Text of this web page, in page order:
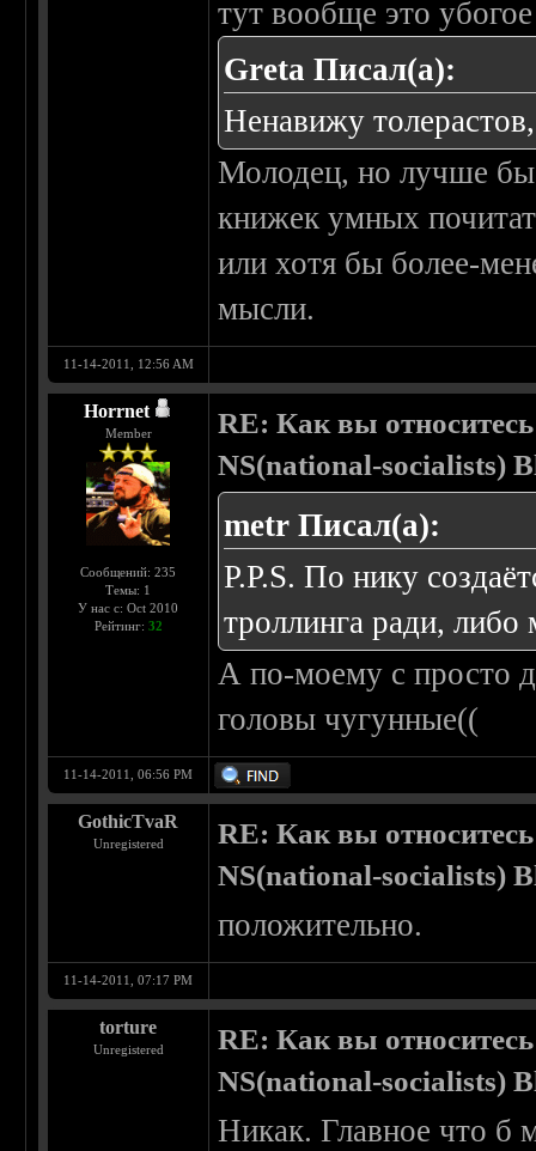
тут вообще это
Greta Писал(а):
Ненавижу
Молодец, но лучше бы
книжек умных
или хотя бы более-
мысли.
11-14-2011, 12:56 AM
Horrnet
Member
Сообщений: 235
Темы: 1
У нас с: Oct 2010
Рейтинг: 32
RE: Как вы
NS(national-socialists)
metr Писал(а):
P.P.S. По нику
троллинга ради,
А по-моему с просто
головы чугунные((
11-14-2011, 06:56 PM
GothicTvaR
Unregistered
RE: Как вы
NS(national-socialists)
положительно.
11-14-2011, 07:17 PM
torture
Unregistered
RE: Как вы
NS(national-socialists)
Никак. Главное что б